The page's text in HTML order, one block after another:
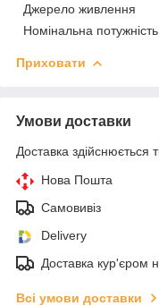
Джерело живлення
Номінальна потужність
Приховати
Умови доставки
Доставка здійснюється
Нова Пошта
Самовивіз
Delivery
Доставка кур'єром
Всі умови доставки